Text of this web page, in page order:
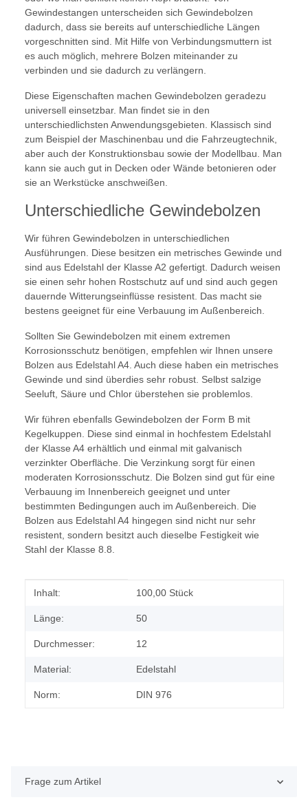
Gewindestangen unterscheiden sich Gewindebolzen
dadurch, dass sie bereits auf unterschiedliche Längen
vorgeschnitten sind. Mit Hilfe von Verbindungsmuttern ist
es auch möglich, mehrere Bolzen miteinander zu
verbinden und sie dadurch zu verlängern.
Diese Eigenschaften machen Gewindebolzen geradezu
universell einsetzbar. Man findet sie in den
unterschiedlichsten Anwendungsgebieten. Klassisch sind
zum Beispiel der Maschinenbau und die Fahrzeugtechnik,
aber auch der Konstruktionsbau sowie der Modellbau. Man
kann sie auch gut in Decken oder Wände betonieren oder
sie an Werkstücke anschweißen.
Unterschiedliche Gewindebolzen
Wir führen Gewindebolzen in unterschiedlichen
Ausführungen. Diese besitzen ein metrisches Gewinde und
sind aus Edelstahl der Klasse A2 gefertigt. Dadurch weisen
sie einen sehr hohen Rostschutz auf und sind auch gegen
dauernde Witterungseinflüsse resistent. Das macht sie
bestens geeignet für eine Verbauung im Außenbereich.
Sollten Sie Gewindebolzen mit einem extremen
Korrosionsschutz benötigen, empfehlen wir Ihnen unsere
Bolzen aus Edelstahl A4. Auch diese haben ein metrisches
Gewinde und sind überdies sehr robust. Selbst salzige
Seeluft, Säure und Chlor überstehen sie problemlos.
Wir führen ebenfalls Gewindebolzen der Form B mit
Kegelkuppen. Diese sind einmal in hochfestem Edelstahl
der Klasse A4 erhältlich und einmal mit galvanisch
verzinkter Oberfläche. Die Verzinkung sorgt für einen
moderaten Korrosionsschutz. Die Bolzen sind gut für eine
Verbauung im Innenbereich geeignet und unter
bestimmten Bedingungen auch im Außenbereich. Die
Bolzen aus Edelstahl A4 hingegen sind nicht nur sehr
resistent, sondern besitzt auch dieselbe Festigkeit wie
Stahl der Klasse 8.8.
Produkteigenschaft
Wert
Inhalt: 100,00 Stück
Länge: 50
Durchmesser: 12
Material: Edelstahl
Norm: DIN 976
Frage zum Artikel